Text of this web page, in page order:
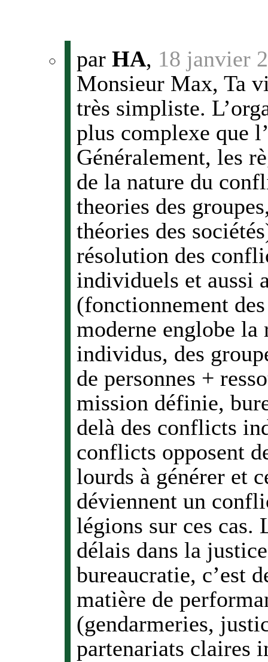
par HA, 18 janvier
Monsieur Max, Ta
très simpliste.
plus complexe que
Généralement, les
de la nature du
theories des
théories des
résolution des
individuels et aussi
(fonctionnement
moderne englobe
individus, des
de personnes +
mission définie,
delà des conflicts
conflicts opposent
lourds à générer et
déviennent un
légions sur ces cas.
délais dans la
bureaucratie, c’est
matière de
(gendarmeries,
partenariats claires